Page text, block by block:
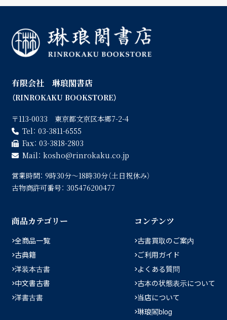
有限会社 琳琅閣書店
（RINROKAKU BOOKSTORE）
〒113-0033 東京都文京区本郷7-2-4
Tel： 03-3811-6555
Fax： 03-3818-2803
Mail： kosho
rinrokaku.co.jp
営業時間： 9時30分〜18時30分（土日祝休み）
古物商許可番号： 305476200477
商品カテゴリー
全商品一覧
古典籍
洋装本古書
中文書古書
洋書古書
コンテンツ
古書買取のご案内
ご利用ガイド
よくある質問
古本の状態表示について
当店について
琳琅閣blog